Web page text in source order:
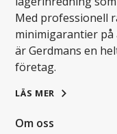
Med professionell
minimigarantier
är Gerdmans en
företag.
LÄS MER
Om oss